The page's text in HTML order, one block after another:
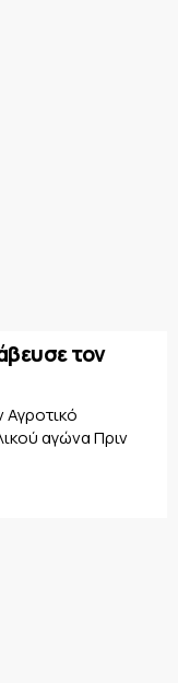
τον
αγώνα Πριν